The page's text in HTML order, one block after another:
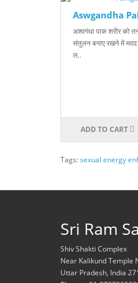
Aswgandha
अश्वगंधा पाक शरीर को
संतुलन बनाए रखने में मदद
ल..
ADD TO CART
Tags:sexual energy
Sri Ram
Shiv Shakti Complex
Near Kalikund Temple
Uttar Pradesh, India